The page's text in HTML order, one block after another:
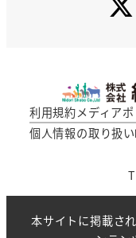
利用規約メディア
個人情報の取り扱い
本サイトに掲載さ